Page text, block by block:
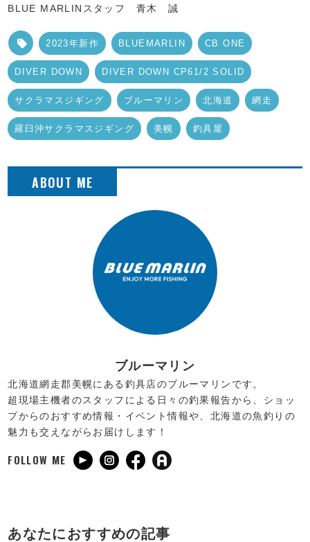
BLUE MARLINスタッフ 青木 誠
2023年新作 BLUEMARLIN CB ONE
DIVER DOWN DIVER DOWN CP61/2 SOLID
サクラマスジギング ブルーマリン 北海道 網走
羅臼沖サクラマスジギング 美幌 釣具屋
ブルーマリン
北海道網走郡美幌にある釣具店のブルーマリンです。
超現場主機者のスタッフによる日々の釣果報告から、ショッ
プからのおすすめ情報・イベント情報や、北海道の魚釣りの
魅力も交えながらお届けします！
FOLLOW ME
あなたにおすすめの記事